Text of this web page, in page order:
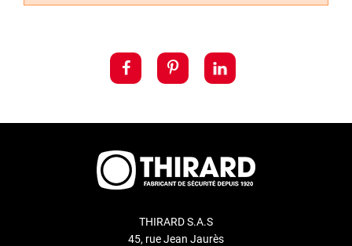
THIRARD S.A.S
45, rue Jean Jaurès